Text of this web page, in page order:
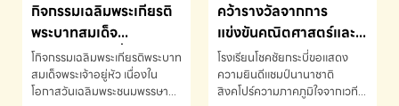
กิจกรรมเฉลิมพระเกียรติ
พระบาทสมเด็จ
พระเจ้าอยู่หัว เนื่องใน
โอกาสวันเฉลิม
พระชนมพรรษา
โกิจกรรมเฉลิมพระเกียรติพระบาท
สมเด็จพระเจ้าอยู่หัว เนื่องใน
โอกาสวันเฉลิมพระชนมพรรษา
คว้ารางวัลจากการ
แข่งขันคณิตศาสตร์และ
คณิตคิดเร็วนานาชาติ
ครั้งที่ 46 ประจำปี 2569
ณ ประเทศสิงคโปร์
โรงเรียนโชคชัยกระบี่ขอแสดง
ความยินดีแชมป์นานาชาติ
สิงคโปร์ความภาคภูมิใจจากเวที